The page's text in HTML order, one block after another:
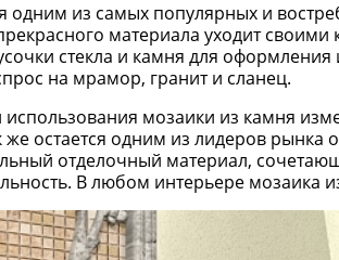
одним из самых популярных и
материала уходит
стекла и камня для
на мрамор, гранит и сланец.
мозаики из камня
же остается одним из лидеров рынка
отделочный материал,
В любом интерьере мозаика